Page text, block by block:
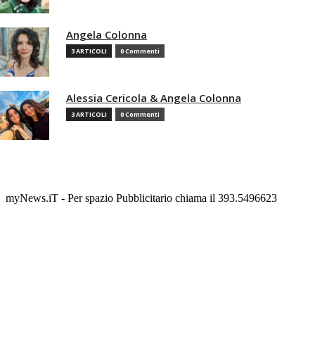
Angela Colonna
3 ARTICOLI 0 Commenti
Alessia Cericola & Angela Colonna
3 ARTICOLI 0 Commenti
myNews.iT - Per spazio Pubblicitario chiama il 393.5496623